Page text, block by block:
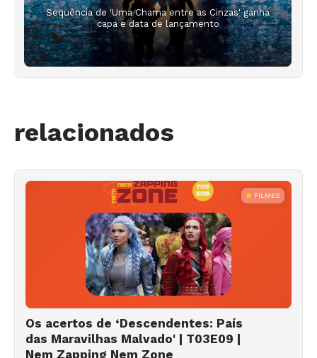
Sequência de 'Uma Chama entre as Cinzas' ganha
capa e data de lançamento
relacionados
FILMES
Os acertos de ‘Descendentes: País
das Maravilhas Malvado' | T03E09 |
Nem Zapping Nem Zone